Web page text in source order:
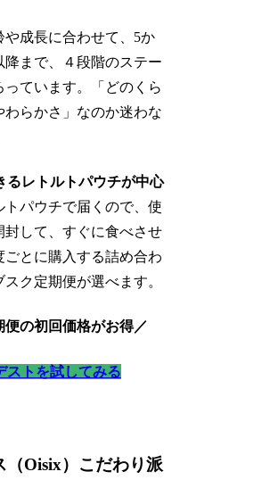
や成長に合わせて、5か
降まで、４段階のステー
っています。「どのくら
わらかさ」なのか迷わな
るレトルトパウチが中心
トパウチで届くので、使
封して、すぐに食べさせ
ごとに購入する詰め合わ
ク定期便が選べます。
便の初回価格がお得／
ストを試してみる
（Oisix）こだわり派